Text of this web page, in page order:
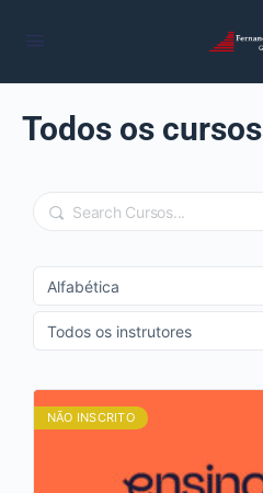
Todos os cursos
Pesquisa
NÃO INSCRITO